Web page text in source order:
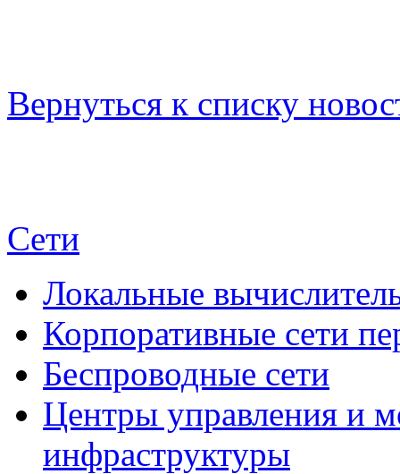
Вернуться к списку
Сети
Локальные
Корпоративные сети
Беспроводные сети
Центры управления и
инфраструктуры